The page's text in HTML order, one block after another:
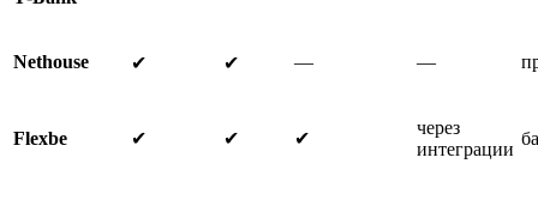
Nethouse ✔ ✔ — —
Flexbe ✔ ✔ ✔
через
интеграции